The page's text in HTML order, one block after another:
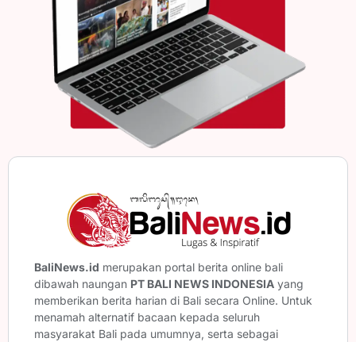
BaliNews.id merupakan portal berita online bali
dibawah naungan PT BALI NEWS INDONESIA yang
memberikan berita harian di Bali secara Online. Untuk
menamah alternatif bacaan kepada seluruh
masyarakat Bali pada umumnya, serta sebagai